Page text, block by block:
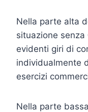
Nella parte alta
situazione senza
evidenti giri di
individualmente
esercizi
Nella parte